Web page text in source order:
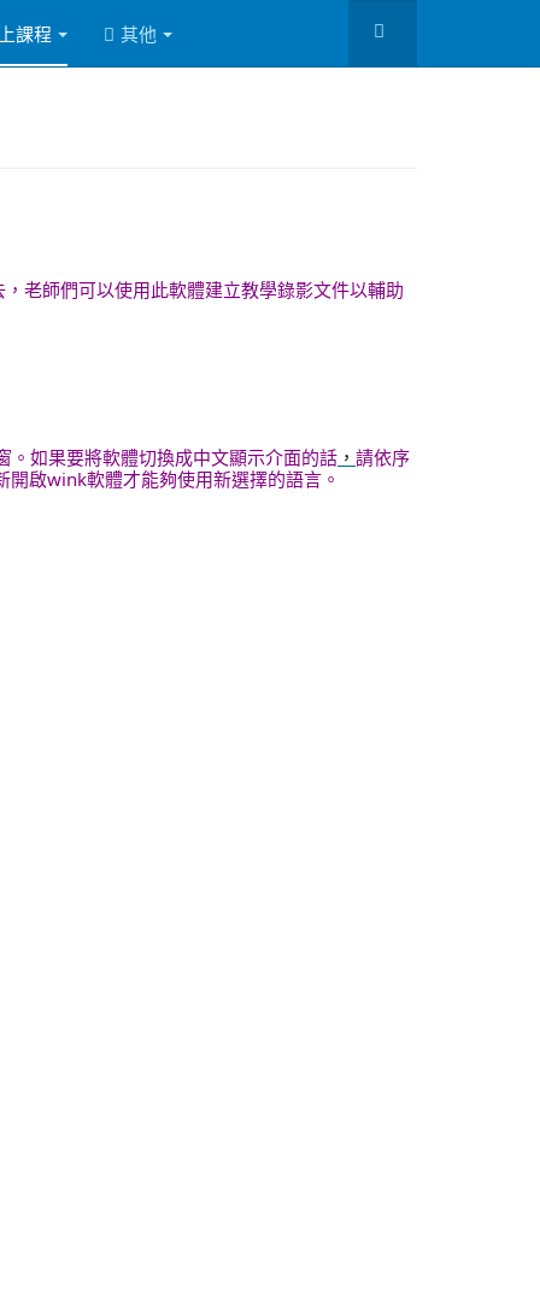
課程 其他
老師們可以使用此軟體建立教學錄影文件以輔助
如果要將軟體切換成中文顯示介面的話 ， 請依序
啟wink軟體才能夠使用新選擇的語言。